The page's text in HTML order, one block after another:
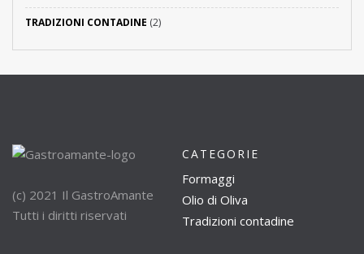
TRADIZIONI CONTADINE (2)
(c) 2021 Il GastroAmante
Tutti i diritti riservati
CATEGORIE
Formaggi
Olio di Oliva
Tradizioni contadine